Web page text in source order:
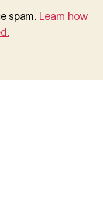
spam. Learn how